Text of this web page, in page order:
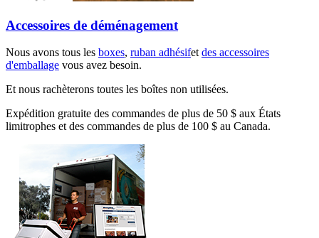
Accessoires de déménagement
Nous avons tous les boxes, ruban adhésifet des accessoires
d'emballage vous avez besoin.
Et nous rachèterons toutes les boîtes non utilisées.
Expédition gratuite des commandes de plus de 50 $ aux États
limitrophes et des commandes de plus de 100 $ au Canada.